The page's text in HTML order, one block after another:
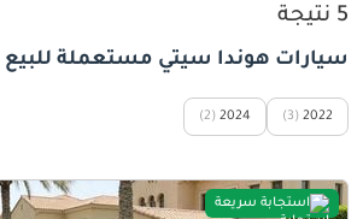
5 نتيجة
سيارات هوندا سيتي مستعملة للبيع
2022
(3)
2024
(2)
استجابة سريعة